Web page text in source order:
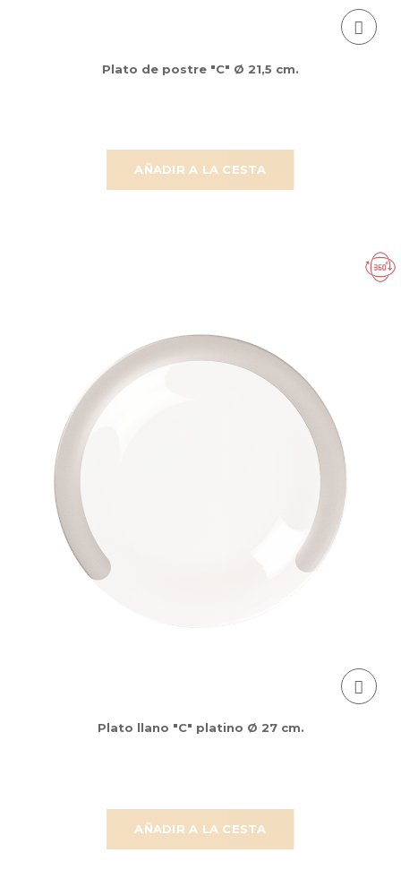
AÑADIR A LA CESTA
Plato de postre "C" Ø 21,5 cm.
AÑADIR A LA CESTA
Plato llano "C" platino Ø 27 cm.